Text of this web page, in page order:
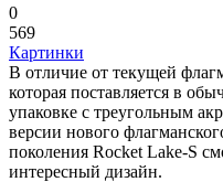
0
569
Картинки
В отличие от текущей
которая поставляется в
упаковке с треугольным
версии нового
поколения Rocket Lake-S
интересный дизайн.